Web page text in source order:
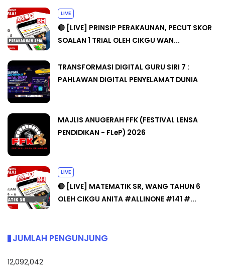
LIVE
🔴 [LIVE] PRINSIP PERAKAUNAN, PECUT SKOR
SOALAN 1 TRIAL OLEH CIKGU WAN...
TRANSFORMASI DIGITAL GURU SIRI 7 :
PAHLAWAN DIGITAL PENYELAMAT DUNIA
MAJLIS ANUGERAH FFK (FESTIVAL LENSA
PENDIDIKAN - FLeP) 2026
LIVE
🔴 [LIVE] MATEMATIK SR, WANG TAHUN 6
OLEH CIKGU ANITA #ALLINONE #141 #...
JUMLAH PENGUNJUNG
12,092,042